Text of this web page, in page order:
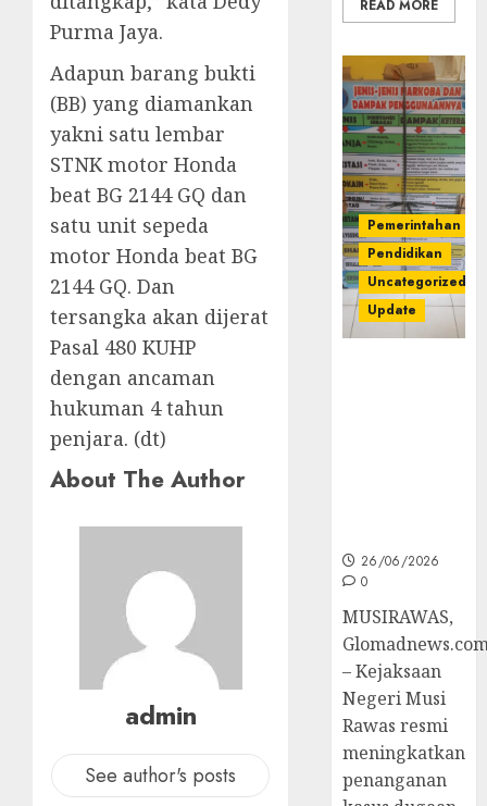
Purma Jaya.
Adapun barang bukti
(BB) yang diamankan
yakni satu lembar
STNK motor Honda
beat BG 2144 GQ dan
satu unit sepeda
motor Honda beat BG
2144 GQ. Dan
tersangka akan dijerat
Pasal 480 KUHP
dengan ancaman
hukuman 4 tahun
penjara. (dt)
About The Author
admin
See author's posts
READ MORE
Pemerintahan
Pendidikan
Uncategorized
Update
26/06/2026
0
MUSIRAWAS,
– Kejaksaan
Negeri Musi
Rawas resmi
meningkatkan
penanganan